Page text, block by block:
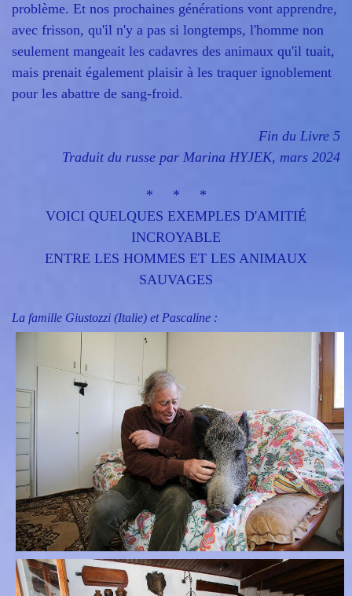
problème. Et nos prochaines générations vont apprendre,
avec frisson, qu'il n'y a pas si longtemps, l'homme non
seulement mangeait les cadavres des animaux qu'il tuait,
mais prenait également plaisir à les traquer ignoblement
pour les abattre de sang-froid.
Fin du Livre 5
Traduit du russe par Marina HYJEK, mars 2024
* * *
VOICI QUELQUES EXEMPLES D'AMITIÉ
INCROYABLE
ENTRE LES HOMMES ET LES ANIMAUX
SAUVAGES
La famille Giustozzi (Italie) et Pascaline :